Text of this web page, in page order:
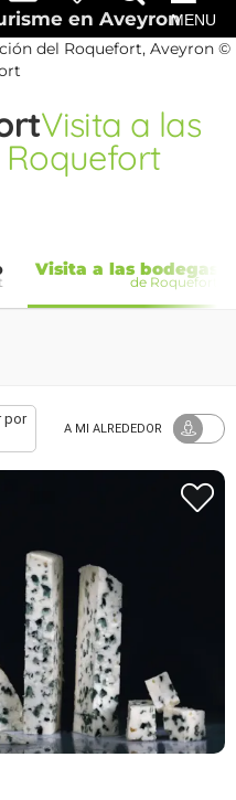
en AveyronMENU
Visita a las
Visita a las bodegas
de Roquefort
por
A MI ALREDEDOR